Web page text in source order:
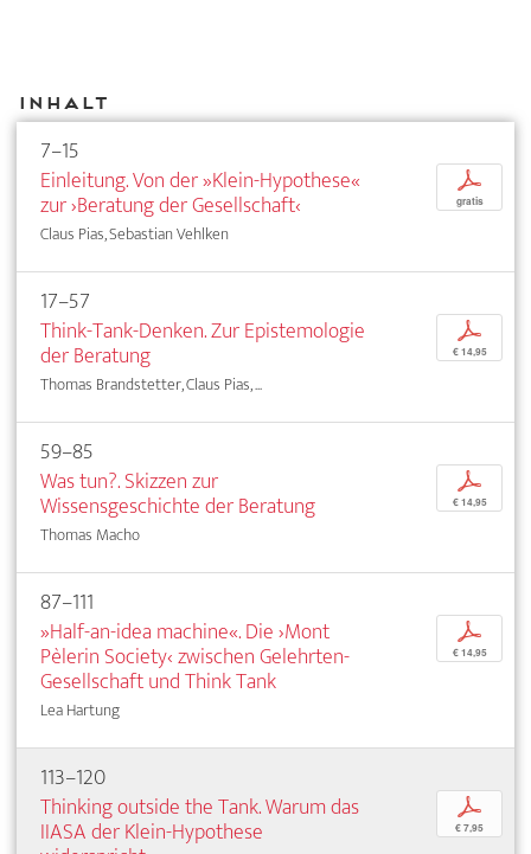
Inhalt
7–15
Einleitung. Von der »Klein-Hypothese«
zur ›Beratung der Gesellschaft‹
Claus Pias, Sebastian Vehlken
p
gratis
17–57
Think-Tank-Denken. Zur Epistemologie
der Beratung
Thomas Brandstetter, Claus Pias, ...
p
€ 14,95
59–85
Was tun?. Skizzen zur
Wissensgeschichte der Beratung
Thomas Macho
p
€ 14,95
87–111
»Half-an-idea machine«. Die ›Mont
Pèlerin Society‹ zwischen Gelehrten-
Gesellschaft und Think Tank
Lea Hartung
p
€ 14,95
113–120
Thinking outside the Tank. Warum das
IIASA der Klein-Hypothese
p
€ 7,95